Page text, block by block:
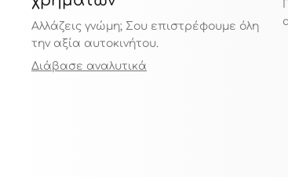
Αλλάζεις γνώμη; Σου επιστρέφουμε όλη
την αξία αυτοκινήτου.
Διάβασε αναλυτικά